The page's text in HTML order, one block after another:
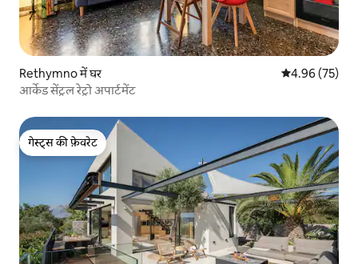
Rethymno में घर औसत रेटिंग 5 में
4.96 (75)
आर्केड सेंट्रल रेट्रो अपार्टमेंट
गेस्ट्स की फ़ेवरेट
गेस्ट्स की फ़ेवरेट